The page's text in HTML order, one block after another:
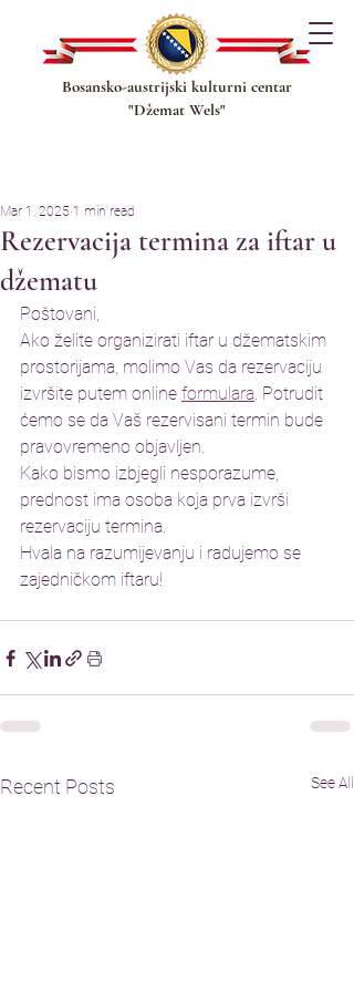
Bosansko-austrijski kulturni centar
"Džemat Wels"
Rezervacija termina za iftar u
džematu
Mar 1, 2025 1 min read
Poštovani,
Ako želite organizirati iftar u džematskim
prostorijama, molimo Vas da rezervaciju
izvršite putem online formulara. Potrudit
ćemo se da Vaš rezervisani termin bude
pravovremeno objavljen.
Kako bismo izbjegli nesporazume,
prednost ima osoba koja prva izvrši
rezervaciju termina.
Hvala na razumijevanju i radujemo se
zajedničkom iftaru!
Recent Posts See All